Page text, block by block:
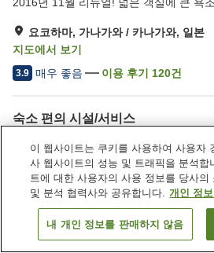
요코하마, 가나가와 / 카나가와, 일본
지도에서 보기
3.9 매우 좋음 이용 후기 120건
숙소 편의 시설/서비스
주차장
레스
자동판매기
세탁
일본 가나가와 / 카나가와
요코
호텔 아이말레 요코하마 이세자키초
객실 보기
이 웹사이트는 쿠키를 사용하여 사용자
사 웹사이트의 성능 및 트래픽을 분석합
트에 대한 사용자의 사용 정보를 당사의
및 분석 협력사와 공유합니다. 개인 정
내 개인 정보를 판매하지 않음